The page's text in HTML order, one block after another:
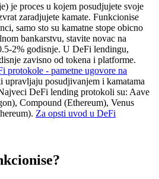
je proces u kojem posudjujete svoje
zaradjujete kamate. Funkcionise
samo sto su kamatne stope obicno
bankarstvu, stavite novac na
2% godisnje. U DeFi lendingu,
zavisno od tokena i platforme.
protokole - pametne ugovore na
upravljaju posudjivanjem i kamatama
DeFi lending protokoli su: Aave
Compound (Ethereum), Venus
Za opsti uvod u DeFi